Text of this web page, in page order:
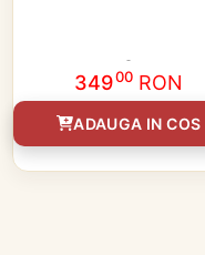
34900 RON
ADAUGA IN COS